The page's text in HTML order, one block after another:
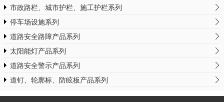
市政路栏、城市护栏、施工护栏系列
停车场设施系列
道路安全路障产品系列
太阳能灯产品系列
道路安全警示产品系列
道钉、轮廓标、防眩板产品系列